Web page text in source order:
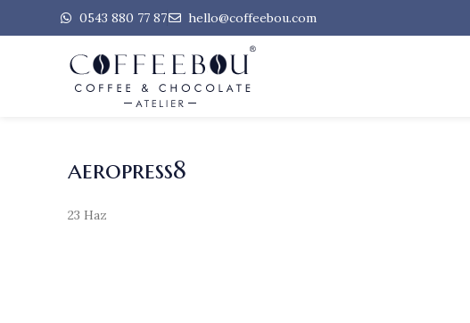
0543 880 77 87 hello@coffeebou.com
aeropress8
23 Haz